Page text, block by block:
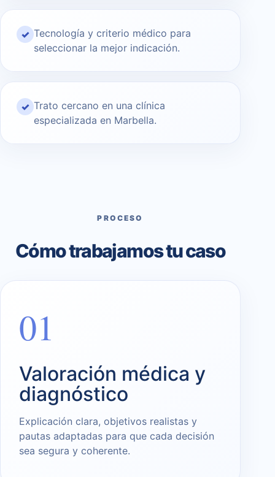
✓ Tecnología y criterio médico para
seleccionar la mejor indicación.
✓ Trato cercano en una clínica
especializada en Marbella.
PROCESO
Cómo trabajamos tu caso
01
Valoración médica y
diagnóstico
Explicación clara, objetivos realistas y
pautas adaptadas para que cada decisión
sea segura y coherente.